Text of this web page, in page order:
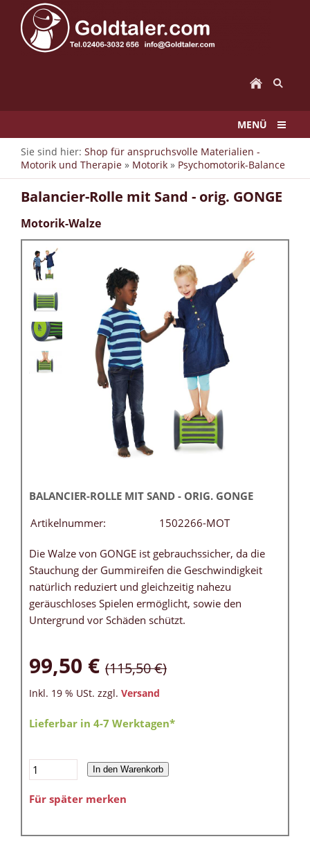
MENÜ
Sie sind hier: Shop für anspruchsvolle Materialien -
Motorik und Therapie » Motorik » Psychomotorik-Balance
Balancier-Rolle mit Sand - orig. GONGE
Motorik-Walze
BALANCIER-ROLLE MIT SAND - ORIG. GONGE
Artikelnummer:
1502266-MOT
Die Walze von GONGE ist gebrauchssicher, da die
Stauchung der Gummireifen die Geschwindigkeit
natürlich reduziert und gleichzeitig nahezu
geräuschloses Spielen ermöglicht, sowie den
Untergrund vor Schäden schützt.
99,50 € (115,50 €)
Inkl. 19 % USt. zzgl. Versand
Lieferbar in 4-7 Werktagen*
In den Warenkorb
Für später merken